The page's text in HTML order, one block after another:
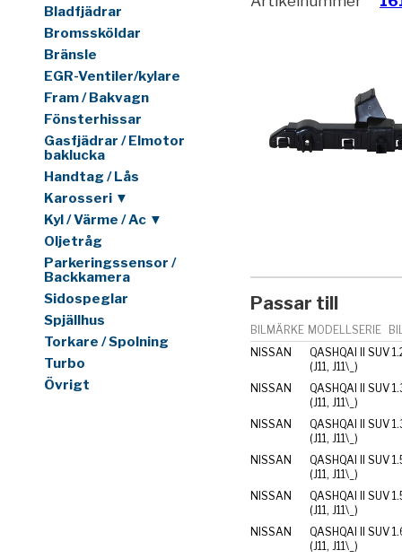
Bladfjädrar
Bromssköldar
Bränsle
EGR-Ventiler/kylare
Fram / Bakvagn
Fönsterhissar
Gasfjädrar / Elmotor
baklucka
Handtag / Lås
Karosseri ▼
Kyl / Värme / Ac ▼
Oljetråg
Parkeringssensor /
Backkamera
Sidospeglar
Spjällhus
Torkare / Spolning
Turbo
Övrigt
Passar till
BILMÄRKE MODELLSERIE
NISSAN
QASHQAI II SUV
(J11, J11\_)
NISSAN
QASHQAI II SUV
(J11, J11\_)
NISSAN
QASHQAI II SUV
(J11, J11\_)
NISSAN
QASHQAI II SUV
(J11, J11\_)
NISSAN
QASHQAI II SUV
(J11, J11\_)
NISSAN
QASHQAI II SUV
(J11, J11\_)